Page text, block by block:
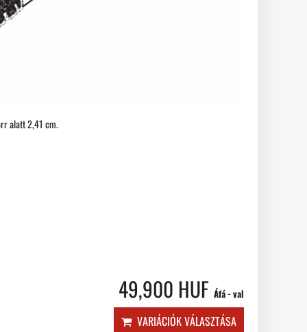
alatt 2,41 cm.
49,900 HUF Áfá - val
VARIÁCIÓK VÁLASZTÁSA